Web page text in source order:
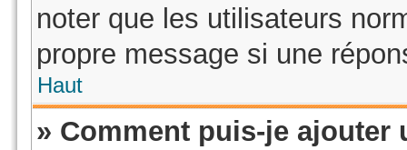
noter que les utilisateurs
propre message si une
Haut
» Comment puis-je ajouter